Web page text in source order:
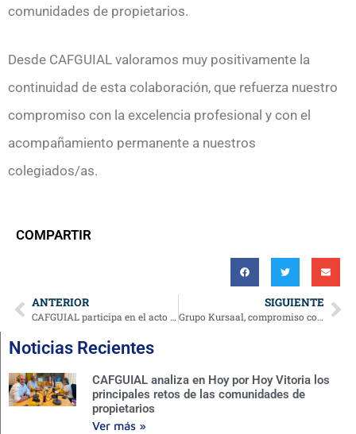
comunidades de propietarios.
Desde CAFGUIAL valoramos muy positivamente la
continuidad de esta colaboración, que refuerza nuestro
compromiso con la excelencia profesional y con el
acompañamiento permanente a nuestros
colegiados/as.
COMPARTIR
ANTERIOR
CAFGUIAL participa en el acto de graduación de la Universidad de Burgos con la imposición de becas a nuevos graduados guipuzcoanos
SIGUIENTE
Grupo Kursaal, compromiso con la rehabilitación responsable
Noticias Recientes
CAFGUIAL analiza en Hoy por Hoy Vitoria los
principales retos de las comunidades de
propietarios
Ver más »